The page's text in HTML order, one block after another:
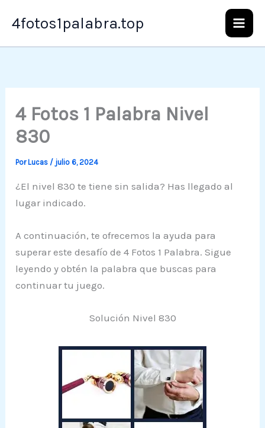
4fotos1palabra.top
4 Fotos 1 Palabra Nivel
830
PorLucas / julio 6, 2024
¿El nivel 830 te tiene sin salida? Has llegado al
lugar indicado.
A continuación, te ofrecemos la ayuda para
superar este desafío de 4 Fotos 1 Palabra. Sigue
leyendo y obtén la palabra que buscas para
continuar tu juego.
Solución Nivel 830